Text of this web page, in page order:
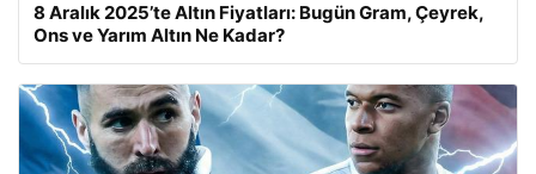
8 Aralık 2025’te Altın Fiyatları: Bugün Gram, Çeyrek,
Ons ve Yarım Altın Ne Kadar?